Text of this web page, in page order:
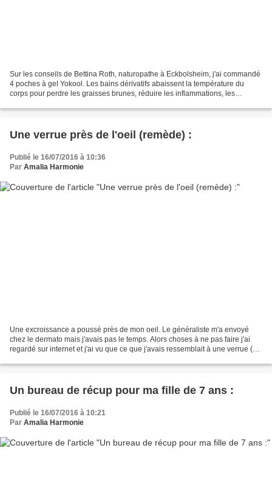
Sur les conseils de Bettina Roth, naturopathe à Eckbolsheim, j'ai commandé
4 poches à gel Yokool. Les bains dérivatifs abaissent la température du
corps pour perdre les graisses brunes, réduire les inflammations, les
Une verrue près de l'oeil (remède) :
Publié le 16/07/2016 à 10:36
Par Amalia Harmonie
Une excroissance a poussé près de mon oeil. Le généraliste m'a envoyé
chez le dermato mais j'avais pas le temps. Alors choses à ne pas faire j'ai
regardé sur internet et j'ai vu que ce que j'avais ressemblait à une verrue (
Un bureau de récup pour ma fille de 7 ans :
Publié le 16/07/2016 à 10:21
Par Amalia Harmonie